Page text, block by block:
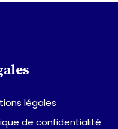
légales
de confidentialité